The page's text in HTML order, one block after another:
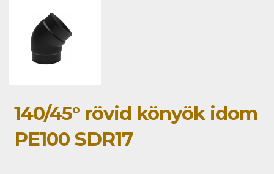
140/45° rövid könyök idom
PE100 SDR17